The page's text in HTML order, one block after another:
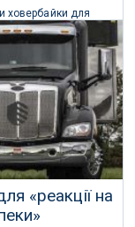
ховербайки для
напрямків.
«реакції на